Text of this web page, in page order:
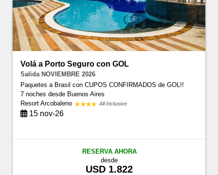
Volá a Porto Seguro con GOL
Salida NOVIEMBRE 2026
Paquetes a Brasil con CUPOS CONFIRMADOS de GOL!!
7 nochesdesde Buenos Aires
Resort Arcobaleno
All Inclusive
15 nov-26
RESERVA AHORA
desde
USD 1.822